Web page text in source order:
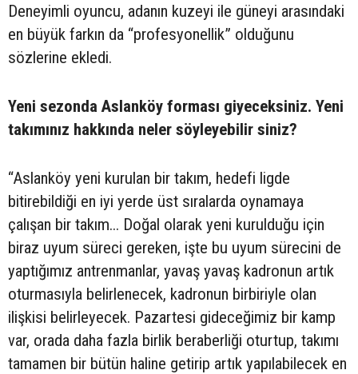
Deneyimli oyuncu, adanın kuzeyi ile güneyi arasındaki
en büyük farkın da “profesyonellik” olduğunu
sözlerine ekledi.
Yeni sezonda Aslanköy forması giyeceksiniz. Yeni
takımınız hakkında neler söyleyebilir siniz?
“Aslanköy yeni kurulan bir takım, hedefi ligde
bitirebildiği en iyi yerde üst sıralarda oynamaya
çalışan bir takım... Doğal olarak yeni kurulduğu için
biraz uyum süreci gereken, işte bu uyum sürecini de
yaptığımız antrenmanlar, yavaş yavaş kadronun artık
oturmasıyla belirlenecek, kadronun birbiriyle olan
ilişkisi belirleyecek. Pazartesi gideceğimiz bir kamp
var, orada daha fazla birlik beraberliği oturtup, takımı
tamamen bir bütün haline getirip artık yapılabilecek en